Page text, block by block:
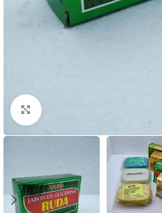
Click to enlarge